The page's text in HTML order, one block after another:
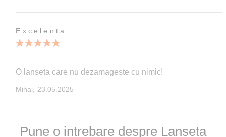
Excelenta
O lanseta care nu dezamageste cu nimic!
Mihai,
Publicata
23.05.2025
Pune o intrebare despre Lanseta